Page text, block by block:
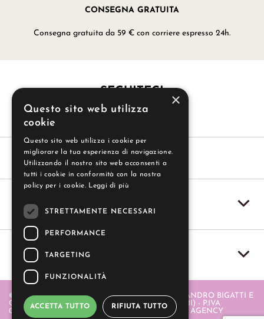
CONSEGNA GRATUITA
Consegna gratuita da 59 € con corriere espresso 24h.
SEGUITECI
SERVIZIO CLIENTI
IL MIO ACCOUNT
© 2004-2026 GUZZI SAS - GUZZI SAS DI ALESSANDRO BIGATTI E
C. - PIAZZA ITALIA 20 - 20064 GORGONZOLA (MI) - P.IVA
06580880968 . REALIZZATO DA
- APERION WEB AGENCY
×
Questo sito web utilizza
cookie
Questo sito web utilizza i cookie per
migliorare la tua esperienza di navigazione.
Utilizzando il nostro sito web acconsenti a
tutti i cookie in conformità con la nostra
policy per i cookie. Leggi di più
STRETTAMENTE NECESSARI
PERFORMANCE
TARGETING
FUNZIONALITÀ
ACCETTA TUTTO RIFIUTA TUTTO